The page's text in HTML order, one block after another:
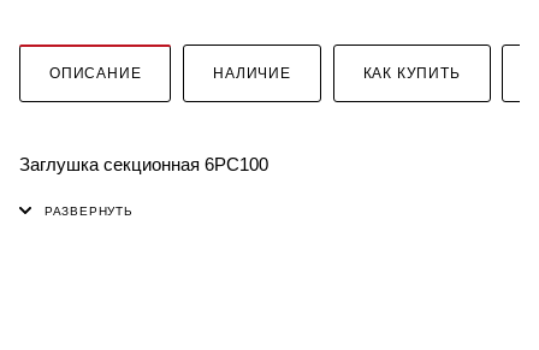
ОПИСАНИЕ НАЛИЧИЕ КАК КУПИТЬ
Заглушка секционная 6PC100